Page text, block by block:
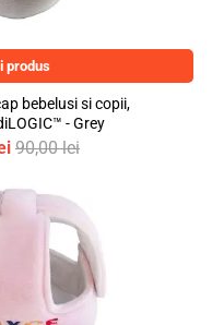
produs
bebelusi si copii,
- Grey
90,00lei